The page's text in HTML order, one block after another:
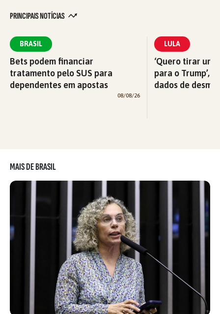
PRINCIPAIS NOTÍCIAS
BRASIL
Bets podem financiar
tratamento pelo SUS para
dependentes em apostas
08/08/26
LULA
‘Quero tirar
para o Trump’,
dados de
MAIS DE BRASIL